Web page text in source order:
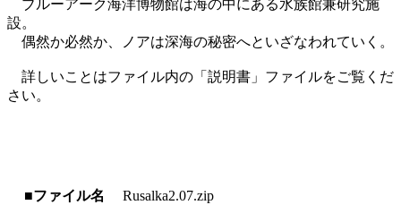
ブルーアーク海洋博物館は海の中にある水族館兼研究施
設。
偶然か必然か、ノアは深海の秘密へといざなわれていく。
詳しいことはファイル内の「説明書」ファイルをご覧くだ
さい。
■ファイル名
Rusalka2.07.zip